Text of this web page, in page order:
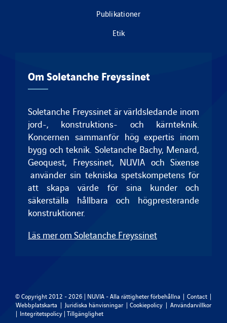
Publikationer
Etik
Om Soletanche Freyssinet
Soletanche Freyssinet är världsledande inom
jord-, konstruktions- och kärnteknik.
Koncernen sammanför hög expertis inom
bygg och teknik. Soletanche Bachy, Menard,
Geoquest, Freyssinet, NUVIA ochSixense
använder sin tekniska spetskompetens för
att skapa värde för sina kunder och
säkerställa hållbara och högpresterande
konstruktioner.
Läs mer om Soletanche Freyssinet
© Copyright 2012 - 2026 | NUVIA - Alla rättigheter förbehållna |Contact |
Webbplatskarta | Juridiska hänvisningar|Cookiepolicy |Användarvillkor
| Integritetspolicy| Tillgänglighet